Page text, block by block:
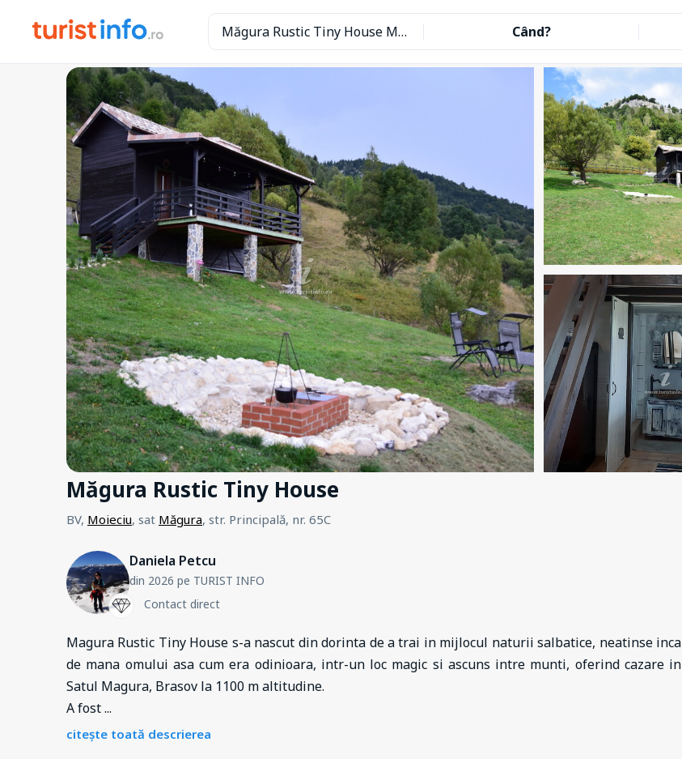
Măgura Rustic Tiny House Moieciu Când?
Măgura Rustic Tiny House
BV, Moieciu, sat Măgura, str. Principală, nr. 65C
Daniela Petcu
din 2026 pe TURIST INFO
Contact direct
Magura Rustic Tiny House s-a nascut din dorinta de a trai in mijlocul naturii salbatice, neatinse inca
de mana omului asa cum era odinioara, intr-un loc magic si ascuns intre munti, oferind cazare in
Satul Magura, Brasov la 1100 m altitudine.
A fost...
citește toată descrierea